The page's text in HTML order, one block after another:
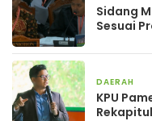
Sidang
Sesuai
DAERAH
KPU